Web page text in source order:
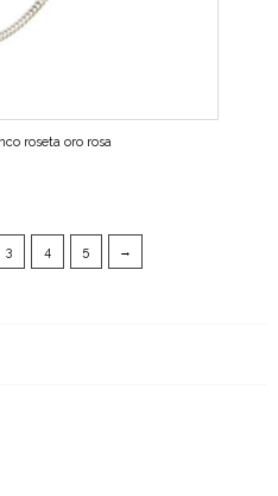
roseta oro rosa
3 4 5 →